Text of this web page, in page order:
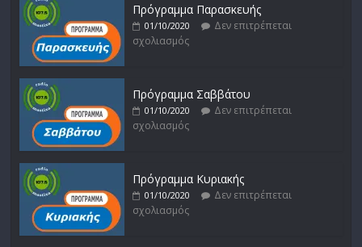
Πρόγραμμα Παρασκευής
01/10/2020
Δεν επιτρέπεται
σχολιασμός
Πρόγραμμα Σαββάτου
01/10/2020
Δεν επιτρέπεται
σχολιασμός
Πρόγραμμα Κυριακής
01/10/2020
Δεν επιτρέπεται
σχολιασμός